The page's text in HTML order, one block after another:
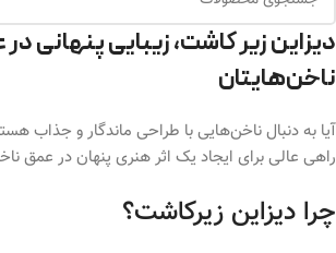
دیزاین زیر کاشت، زیبایی پنهانی
ناخن‌هایتان
آیا به دنبال ناخن‌هایی با طراحی ماندگار و جذاب
راهی عالی برای ایجاد یک اثر هنری پنهان در عمق
چرا دیزاین زیرکاشت؟